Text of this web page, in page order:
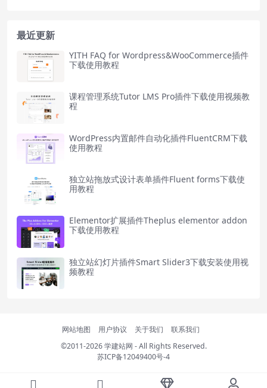
最近更新
YITH FAQ for Wordpress&WooCommerce插件
下载使用教程
课程管理系统Tutor LMS Pro插件下载使用视频教
程
WordPress内置邮件自动化插件FluentCRM下载
使用教程
独立站拖放式设计表单插件Fluent forms下载使
用教程
Elementor扩展插件Theplus elementor addon
下载使用教程
独立站幻灯片插件Smart Slider3下载安装使用视
频教程
网站地图 用户协议 关于我们
联系我们
©2011-2026学建站网 - All Rights Reserved.
苏ICP备12049400号-4